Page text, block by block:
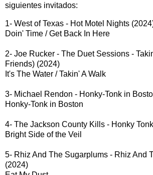
siguientes invitados:
1- West of Texas - Hot Motel Nights
Doin' Time / Get Back In Here
2- Joe Rucker - The Duet Sessions -
Friends) (2024)
It's The Water / Takin' A Walk
3- Michael Rendon - Honky-Tonk in
Honky-Tonk in Boston
4- The Jackson County Kills - Honky
Bright Side of the Veil
5- Rhiz And The Sugarplums - Rhiz And
(2024)